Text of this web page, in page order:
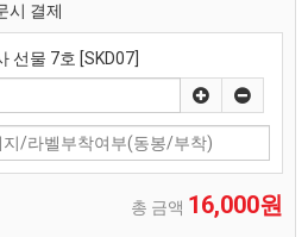
시 결제
선물 7호 [SKD07]
총 금액 16,000원